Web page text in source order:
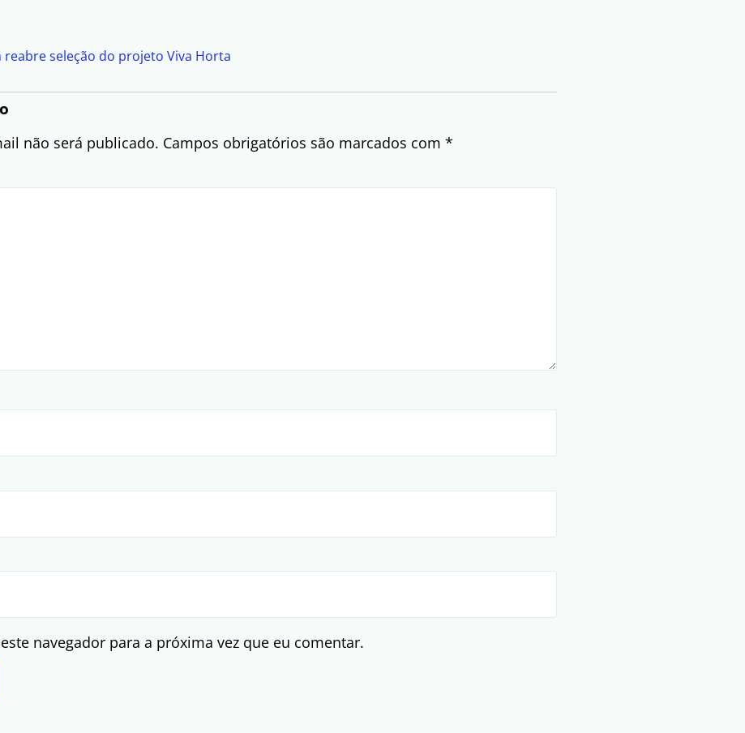
reabre seleção do projeto Viva Horta
não será publicado. Campos obrigatórios são marcados com *
navegador para a próxima vez que eu comentar.